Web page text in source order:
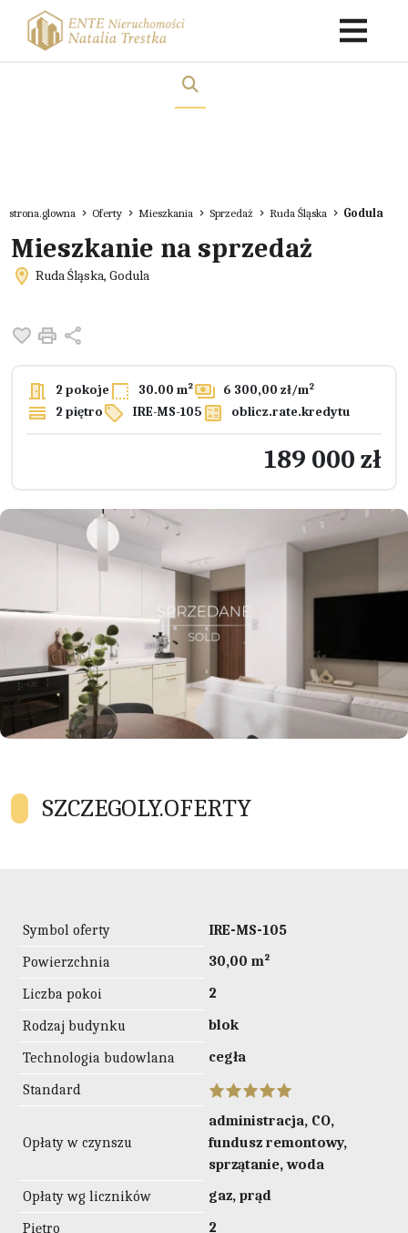
strona.glowna Oferty Mieszkania Sprzedaż Ruda Śląska Godula
Mieszkanie na sprzedaż
Ruda Śląska, Godula
Dodaj do ulubionych
Drukuj
2 pokoje 30.00 m² 6 300,00 zł/m2
2 piętro IRE-MS-105 oblicz.rate.kredytu
189 000 zł
SZCZEGOLY.OFERTY
Symbol oferty
IRE-MS-105
Powierzchnia
30,00 m²
Liczba pokoi
2
Rodzaj budynku
blok
Technologia budowlana
cegła
Standard
Opłaty w czynszu
administracja, CO,
fundusz remontowy,
sprzątanie, woda
Opłaty wg liczników
gaz, prąd
Piętro
2